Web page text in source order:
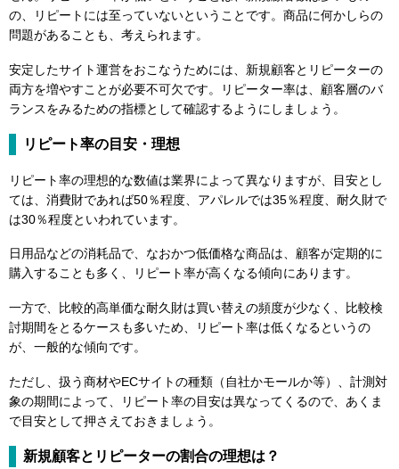
の、リピートには至っていないということです。商品に何かしらの
問題があることも、考えられます。
安定したサイト運営をおこなうためには、新規顧客とリピーターの
両方を増やすことが必要不可欠です。リピーター率は、顧客層のバ
ランスをみるための指標として確認するようにしましょう。
リピート率の目安・理想
リピート率の理想的な数値は業界によって異なりますが、目安とし
ては、消費財であれば50％程度、アパレルでは35％程度、耐久財で
は30％程度といわれています。
日用品などの消耗品で、なおかつ低価格な商品は、顧客が定期的に
購入することも多く、リピート率が高くなる傾向にあります。
一方で、比較的高単価な耐久財は買い替えの頻度が少なく、比較検
討期間をとるケースも多いため、リピート率は低くなるというの
が、一般的な傾向です。
ただし、扱う商材やECサイトの種類（自社かモールか等）、計測対
象の期間によって、リピート率の目安は異なってくるので、あくま
で目安として押さえておきましょう。
新規顧客とリピーターの割合の理想は？